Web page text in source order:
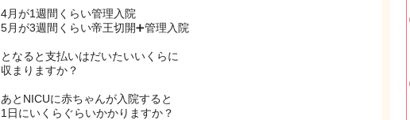
4月が1週間くらい管理入院
5月が3週間くらい帝王切開➕管理入院
となると支払いはだいたいいくらに
収まりますか？
あとNICUに赤ちゃんが入院すると
1日にいくらぐらいかかりますか？